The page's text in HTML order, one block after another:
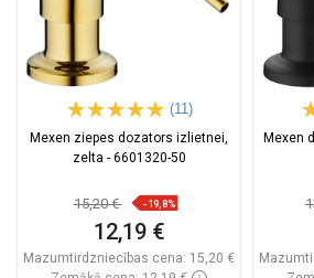
(11)
Mexen ziepes dozators izlietnei,
zelta - 6601320-50
15,20 € -19,8%
12,19 €
Mazumtirdzniecības cena: 15,20 €
Mexen